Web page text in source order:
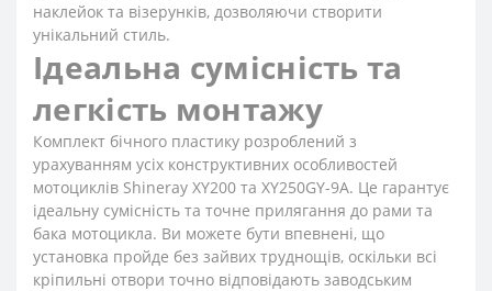
наклейок та візерунків, дозволяючи створити
унікальний стиль.
Ідеальна сумісність та
легкість монтажу
Комплект бічного пластику розроблений з
урахуванням усіх конструктивних особливостей
мотоциклів Shineray XY200 та XY250GY-9A. Це гарантує
ідеальну сумісність та точне прилягання до рами та
бака мотоцикла. Ви можете бути впевнені, що
установка пройде без зайвих труднощів, оскільки всі
кріпильні отвори точно відповідають заводським